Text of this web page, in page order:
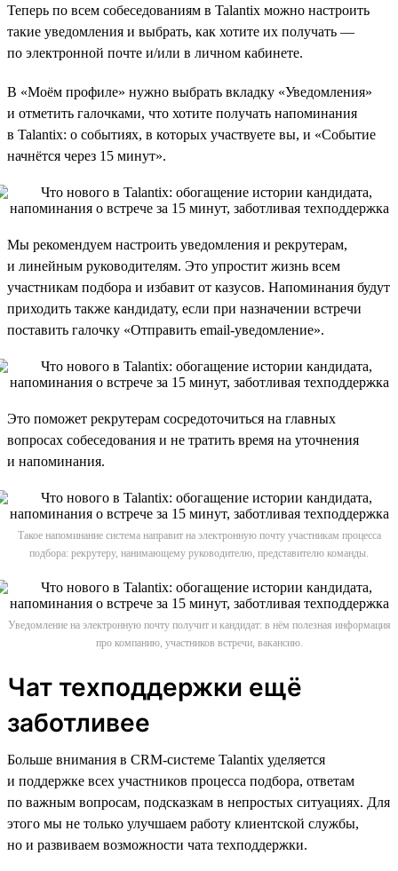
Теперь по всем собеседованиям в Talantix можно настроить
такие уведомления и выбрать, как хотите их получать —
по электронной почте и/или в личном кабинете.
В «Моём профиле» нужно выбрать вкладку «Уведомления»
и отметить галочками, что хотите получать напоминания
в Talantix: о событиях, в которых участвуете вы, и «Событие
начнётся через 15 минут».
Мы рекомендуем настроить уведомления и рекрутерам,
и линейным руководителям. Это упростит жизнь всем
участникам подбора и избавит от казусов. Напоминания будут
приходить также кандидату, если при назначении встречи
поставить галочку «Отправить email-уведомление».
Это поможет рекрутерам сосредоточиться на главных
вопросах собеседования и не тратить время на уточнения
и напоминания.
Такое напоминание система направит на электронную почту участникам процесса
подбора: рекрутеру, нанимающему руководителю, представителю команды.
Уведомление на электронную почту получит и кандидат: в нём полезная информация
про компанию, участников встречи, вакансию.
Чат техподдержки ещё
заботливее
Больше внимания в CRM-системе Talantix уделяется
и поддержке всех участников процесса подбора, ответам
по важным вопросам, подсказкам в непростых ситуациях. Для
этого мы не только улучшаем работу клиентской службы,
но и развиваем возможности чата техподдержки.